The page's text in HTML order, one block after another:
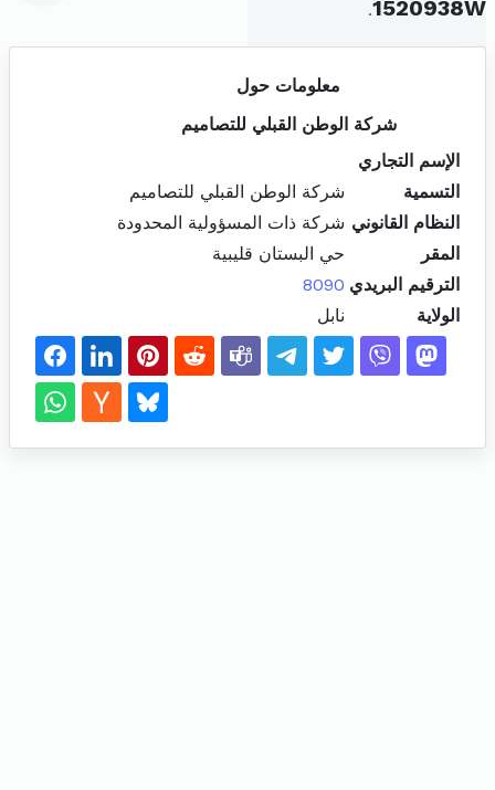
1520938W
.
معلومات حول
شركة الوطن القبلي للتصاميم
الإسم التجاري
التسمية
شركة الوطن القبلي للتصاميم
النظام القانوني شركة ذات المسؤولية المحدودة
المقر
حي البستان قليبية
الترقيم البريدي 8090
الولاية
نابل